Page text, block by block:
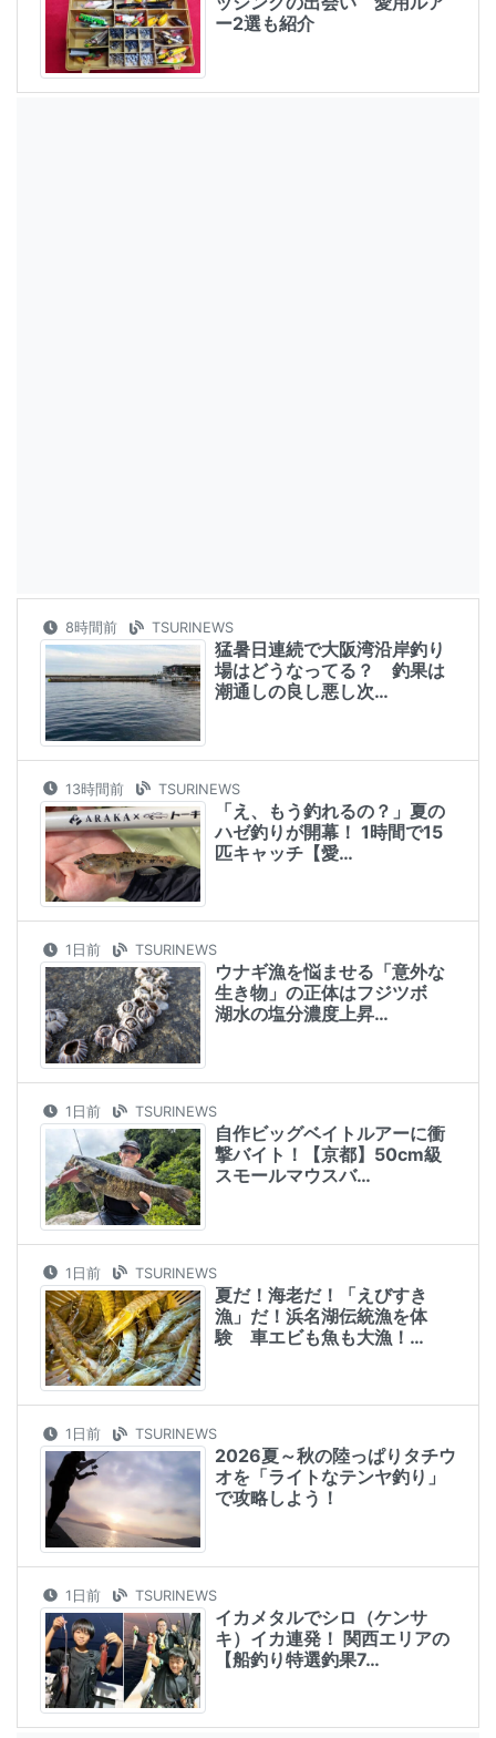
ー2選も紹介
8時間前 TSURINEWS
猛暑日連続で大阪湾沿岸釣り
場はどうなってる？ 釣果は
潮通しの良し悪し次…
13時間前 TSURINEWS
「え、もう釣れるの？」夏の
ハゼ釣りが開幕！ 1時間で15
匹キャッチ【愛…
1日前 TSURINEWS
ウナギ漁を悩ませる「意外な
生き物」の正体はフジツボ
湖水の塩分濃度上昇…
1日前 TSURINEWS
自作ビッグベイトルアーに衝
撃バイト！【京都】50cm級
スモールマウスバ…
1日前 TSURINEWS
夏だ！海老だ！「えびすき
漁」だ！浜名湖伝統漁を体
験 車エビも魚も大漁！…
1日前 TSURINEWS
2026夏～秋の陸っぱりタチウ
オを「ライトなテンヤ釣り」
で攻略しよう！
1日前 TSURINEWS
イカメタルでシロ（ケンサ
キ）イカ連発！ 関西エリアの
【船釣り特選釣果7…